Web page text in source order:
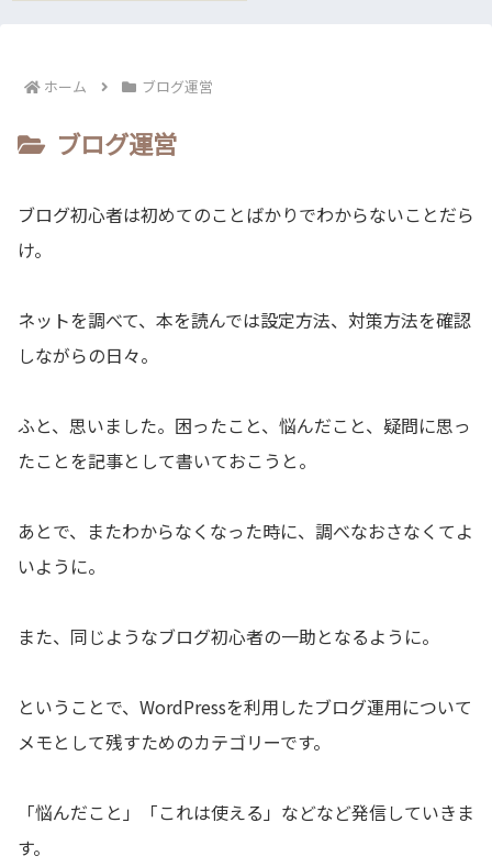
ホーム ブログ運営
ブログ運営
ブログ初心者は初めてのことばかりでわからないことだら
け。
ネットを調べて、本を読んでは設定方法、対策方法を確認
しながらの日々。
ふと、思いました。困ったこと、悩んだこと、疑問に思っ
たことを記事として書いておこうと。
あとで、またわからなくなった時に、調べなおさなくてよ
いように。
また、同じようなブログ初心者の一助となるように。
ということで、WordPressを利用したブログ運用について
メモとして残すためのカテゴリーです。
「悩んだこと」「これは使える」などなど発信していきま
す。